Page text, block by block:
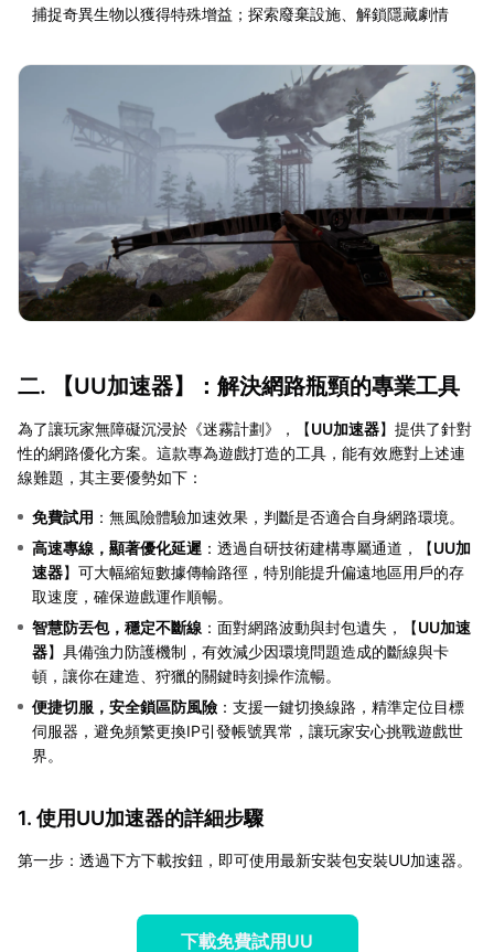
捕捉奇異生物以獲得特殊增益；探索廢棄設施、解鎖隱藏劇情
二. 【UU加速器】：解決網路瓶頸的專業工具
為了讓玩家無障礙沉浸於《迷霧計劃》，【UU加速器】提供了針對
性的網路優化方案。這款專為遊戲打造的工具，能有效應對上述連
線難題，其主要優勢如下：
免費試用 ：無風險體驗加速效果，判斷是否適合自身網路環境。
高速專線，顯著優化延遲 ：透過自研技術建構專屬通道，【UU加
速器】可大幅縮短數據傳輸路徑，特別能提升偏遠地區用戶的存
取速度，確保遊戲運作順暢。
智慧防丟包，穩定不斷線 ：面對網路波動與封包遺失，【UU加速
器】具備強力防護機制，有效減少因環境問題造成的斷線與卡
頓，讓你在建造、狩獵的關鍵時刻操作流暢。
便捷切服，安全鎖區防風險 ：支援一鍵切換線路，精準定位目標
伺服器，避免頻繁更換IP引發帳號異常，讓玩家安心挑戰遊戲世
界。
1. 使用UU加速器的詳細步驟
第一步：透過下方下載按鈕，即可使用最新安裝包安裝UU加速器。
下載免費試用UU